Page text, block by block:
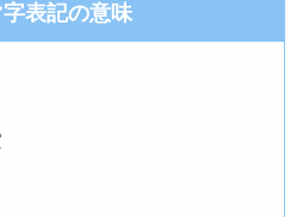
字表記の意味